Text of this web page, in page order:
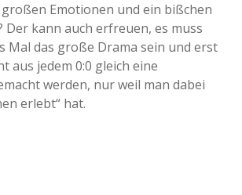
Emotionen und ein bißchen
Der kann auch erfreuen, es muss
Mal das große Drama sein und erst
aus jedem 0:0 gleich eine
werden, nur weil man dabei
erlebt“ hat.